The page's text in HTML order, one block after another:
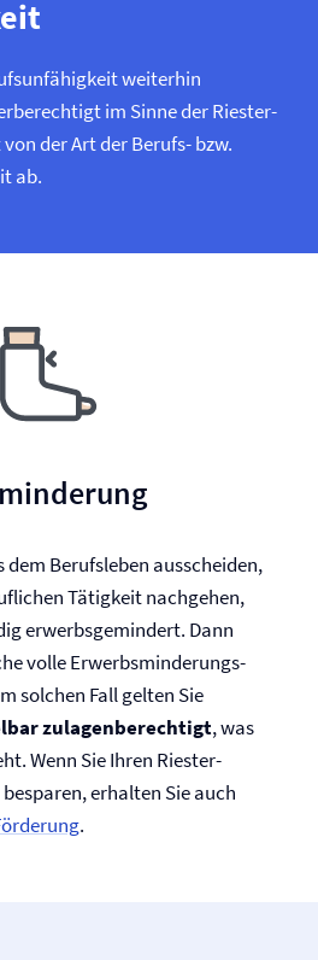
weiterhin
im Sinne der Riester-
der Art der Berufs- bzw.
ab.
dem Berufsleben ausscheiden,
Tätigkeit nachgehen,
erwerbsgemindert. Dann
volle Erwerbs­minderungs­
solchen Fall gelten Sie
zulagen­berechtigt, was
Wenn Sie Ihren Riester-
erhalten Sie auch
.